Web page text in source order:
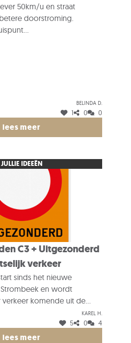
50km/u en straat
doorstroming.
Belinda D.
1 0 0
lees meer
JULLIE IDEEËN
C3 + Uitgezonderd
verkeer
sinds het nieuwe
en wordt
komende uit de
met behulp van Waze de
richting de Ring. Een
Karel H.
5 0 4
lees meer